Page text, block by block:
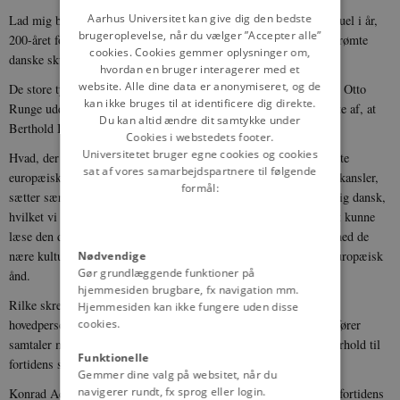
Lad mig blot nævne eventyrdigteren H.C. Andersen - særligt aktuel i år,
200-året for hans fødsel -, filosoffen Søren Kirkegaard og den berømte
danske skulptør Thorvaldsen.
De store tyske guldaldermalere Kasper David Friedrich og Philip Otto
Runge uddannede sig på det danske Kunstakademi. Og vi er stolte af, at
Berthold Brecht i en periode havde politisk asyl i Danmark.
Hvad, der måske er mindre kendt i Danmark, er, at en af de største
europæiske digtere, Rainer Maria Rilke - som jeg ved, at de, hr. kansler,
sætter særlig stor pris på - i 1904 besøgte Danmark. Han lærte sig dansk,
hvilket vi danskere altid bliver smigret over. Det gjorde han for at kunne
læse den danske forfatter J.P. Jacobsen. Rilke symboliserer dermed de
nære kulturelle bånd mellem Danmark og Tyskland. En fælles europæisk
ånd.
Rilke skrev en roman med en ung dansk adelsmand i Paris som
hovedperson. En central person i historien er bedstefaderen, der fører
samtaler med spøgelser. Pointen er, at man må have et afklaret forhold til
fortidens spøgelser for at kunne se fremtiden klart.
Konrad Adenauer og H.C. Hansen viste modet til at konfrontere fortidens
DANISH
Aarhus Universitet kan give dig den bedste
brugeroplevelse, når du vælger ”Accepter alle”
cookies. Cookies gemmer oplysninger om,
hvordan en bruger interagerer med et
website. Alle dine data er anonymiseret, og de
kan ikke bruges til at identificere dig direkte.
Du kan altid ændre dit samtykke under
Cookies i webstedets footer.
Universitetet bruger egne cookies og cookies
sat af vores samarbejdspartnere til følgende
formål:
Nødvendige
Gør grundlæggende funktioner på
hjemmesiden brugbare, fx navigation mm.
Hjemmesiden kan ikke fungere uden disse
cookies.
Funktionelle
Gemmer dine valg på websitet, når du
navigerer rundt, fx sprog eller login.